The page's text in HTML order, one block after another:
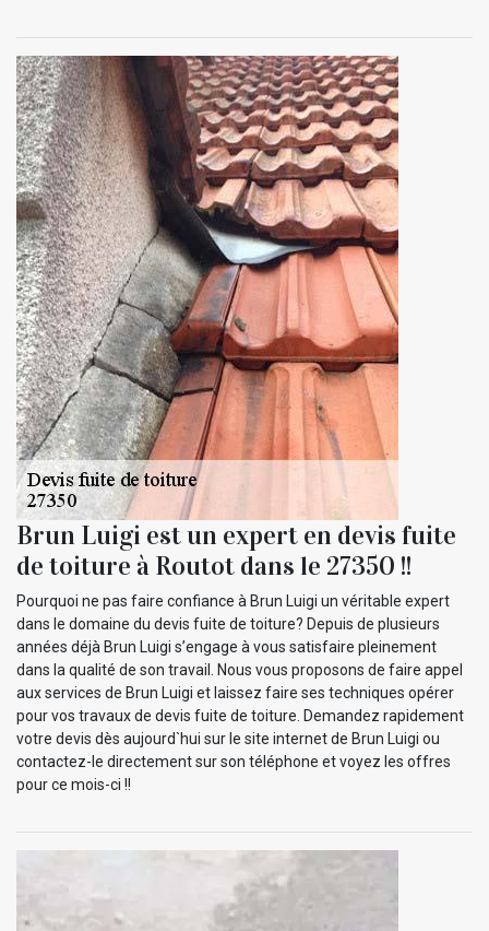
Brun Luigi est un expert en devis fuite
de toiture à Routot dans le 27350 !!
Pourquoi ne pas faire confiance à Brun Luigi un véritable expert
dans le domaine du devis fuite de toiture? Depuis de plusieurs
années déjà Brun Luigi s’engage à vous satisfaire pleinement
dans la qualité de son travail. Nous vous proposons de faire appel
aux services de Brun Luigi et laissez faire ses techniques opérer
pour vos travaux de devis fuite de toiture. Demandez rapidement
votre devis dès aujourd`hui sur le site internet de Brun Luigi ou
contactez-le directement sur son téléphone et voyez les offres
pour ce mois-ci !!